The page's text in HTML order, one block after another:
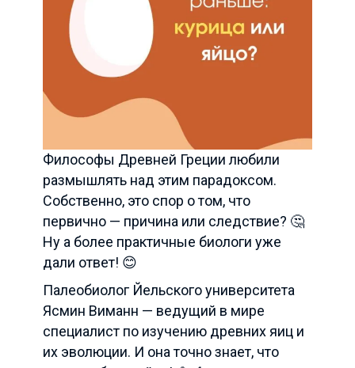
Философы Древней Греции любили
размышлять над этим парадоксом.
Собственно, это спор о том, что
первично — причина или следствие? 🤔
Ну а более практичные биологи уже
дали ответ! 😊
Палеобиолог Йельского университета
Ясмин Виманн — ведущий в мире
специалист по изучению древних яиц и
их эволюции. И она точно знает, что